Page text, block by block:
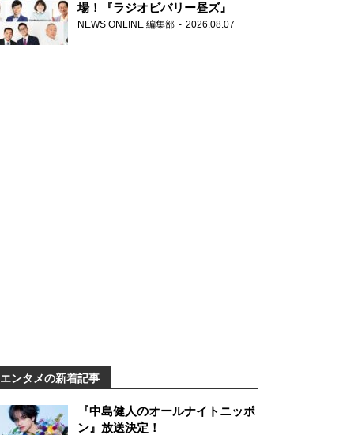
場！『ラジオビバリー昼ズ』
NEWS ONLINE 編集部 2026.08.07
エンタメの新着記事
『中島健人のオールナイトニッポ
ン』放送決定！